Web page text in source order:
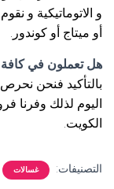
و الاتوماتيكية و
أو ميتاج أو كوندور.
هل تعملون في
بالتأكيد فنحن
اليوم لذلك وفرنا
الكويت.
التصنيفات: غسالات